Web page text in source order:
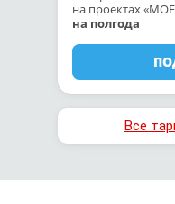
на проектах
на полгода
Все